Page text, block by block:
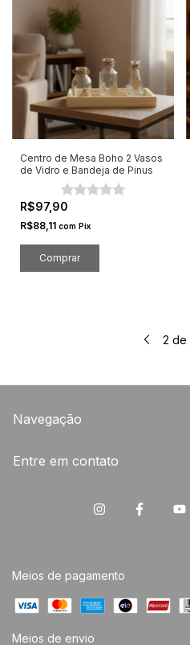
Centro de Mesa Boho 2 Vasos
de Vidro e Bandeja de Pinus
R$97,90
R$88,11 com Pix
2 de
Navegação
Entre em contato
Meios de pagamento
Meios de envio